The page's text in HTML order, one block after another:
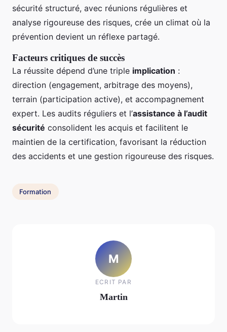
sécurité structuré, avec réunions régulières et
analyse rigoureuse des risques, crée un climat où la
prévention devient un réflexe partagé.
Facteurs critiques de succès
La réussite dépend d’une triple implication :
direction (engagement, arbitrage des moyens),
terrain (participation active), et accompagnement
expert. Les audits réguliers et l’assistance à l’audit
sécurité consolident les acquis et facilitent le
maintien de la certification, favorisant la réduction
des accidents et une gestion rigoureuse des risques.
Formation
M
ECRIT PAR
Martin